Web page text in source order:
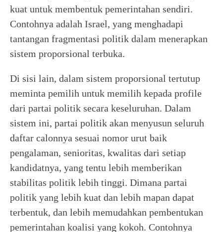
kuat untuk membentuk pemerintahan sendiri.
Contohnya adalah Israel, yang menghadapi
tantangan fragmentasi politik dalam menerapkan
sistem proporsional terbuka.
Di sisi lain, dalam sistem proporsional tertutup
meminta pemilih untuk memilih kepada profile
dari partai politik secara keseluruhan. Dalam
sistem ini, partai politik akan menyusun seluruh
daftar calonnya sesuai nomor urut baik
pengalaman, senioritas, kwalitas dari setiap
kandidatnya, yang tentu lebih memberikan
stabilitas politik lebih tinggi. Dimana partai
politik yang lebih kuat dan lebih mapan dapat
terbentuk, dan lebih memudahkan pembentukan
pemerintahan koalisi yang kokoh. Contohnya